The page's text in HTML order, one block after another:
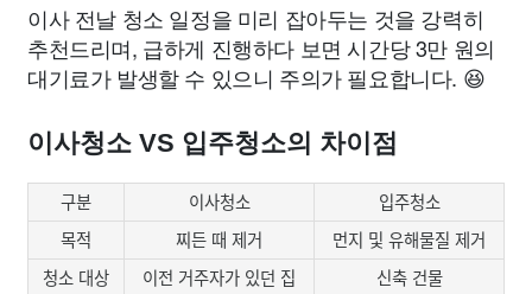
이사 전날 청소 일정을 미리 잡아두는 것을 강력히
추천드리며, 급하게 진행하다 보면 시간당 3만 원의
대기료가 발생할 수 있으니 주의가 필요합니다. 😆
이사청소 VS 입주청소의 차이점
구분 이사청소
입주청소
목적
찌든 때 제거
먼지 및 유해물질 제거
청소 대상
이전 거주자가 있던 집 신축 건물